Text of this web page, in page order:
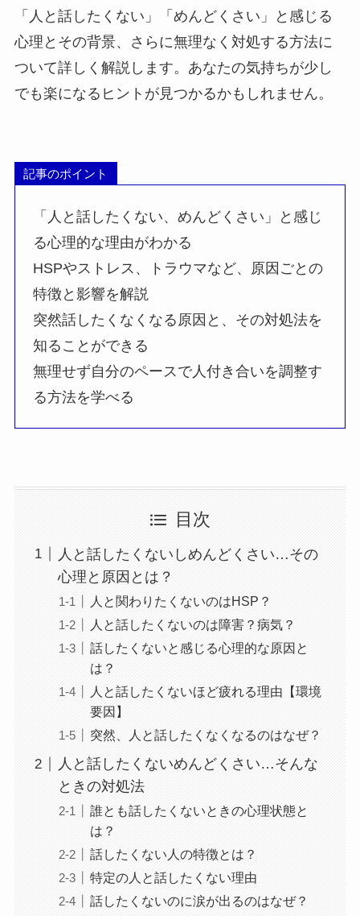
「人と話したくない」「めんどくさい」と感じる
心理とその背景、さらに無理なく対処する方法に
ついて詳しく解説します。あなたの気持ちが少し
でも楽になるヒントが見つかるかもしれません。
記事のポイント
「人と話したくない、めんどくさい」と感じ
る心理的な理由がわかる
HSPやストレス、トラウマなど、原因ごとの
特徴と影響を解説
突然話したくなくなる原因と、その対処法を
知ることができる
無理せず自分のペースで人付き合いを調整す
る方法を学べる
目次
人と話したくないしめんどくさい…その
心理と原因とは？
人と関わりたくないのはHSP？
人と話したくないのは障害？病気？
話したくないと感じる心理的な原因と
は？
人と話したくないほど疲れる理由【環境
要因】
突然、人と話したくなくなるのはなぜ？
人と話したくないめんどくさい…そんな
ときの対処法
誰とも話したくないときの心理状態と
は？
話したくない人の特徴とは？
特定の人と話したくない理由
話したくないのに涙が出るのはなぜ？